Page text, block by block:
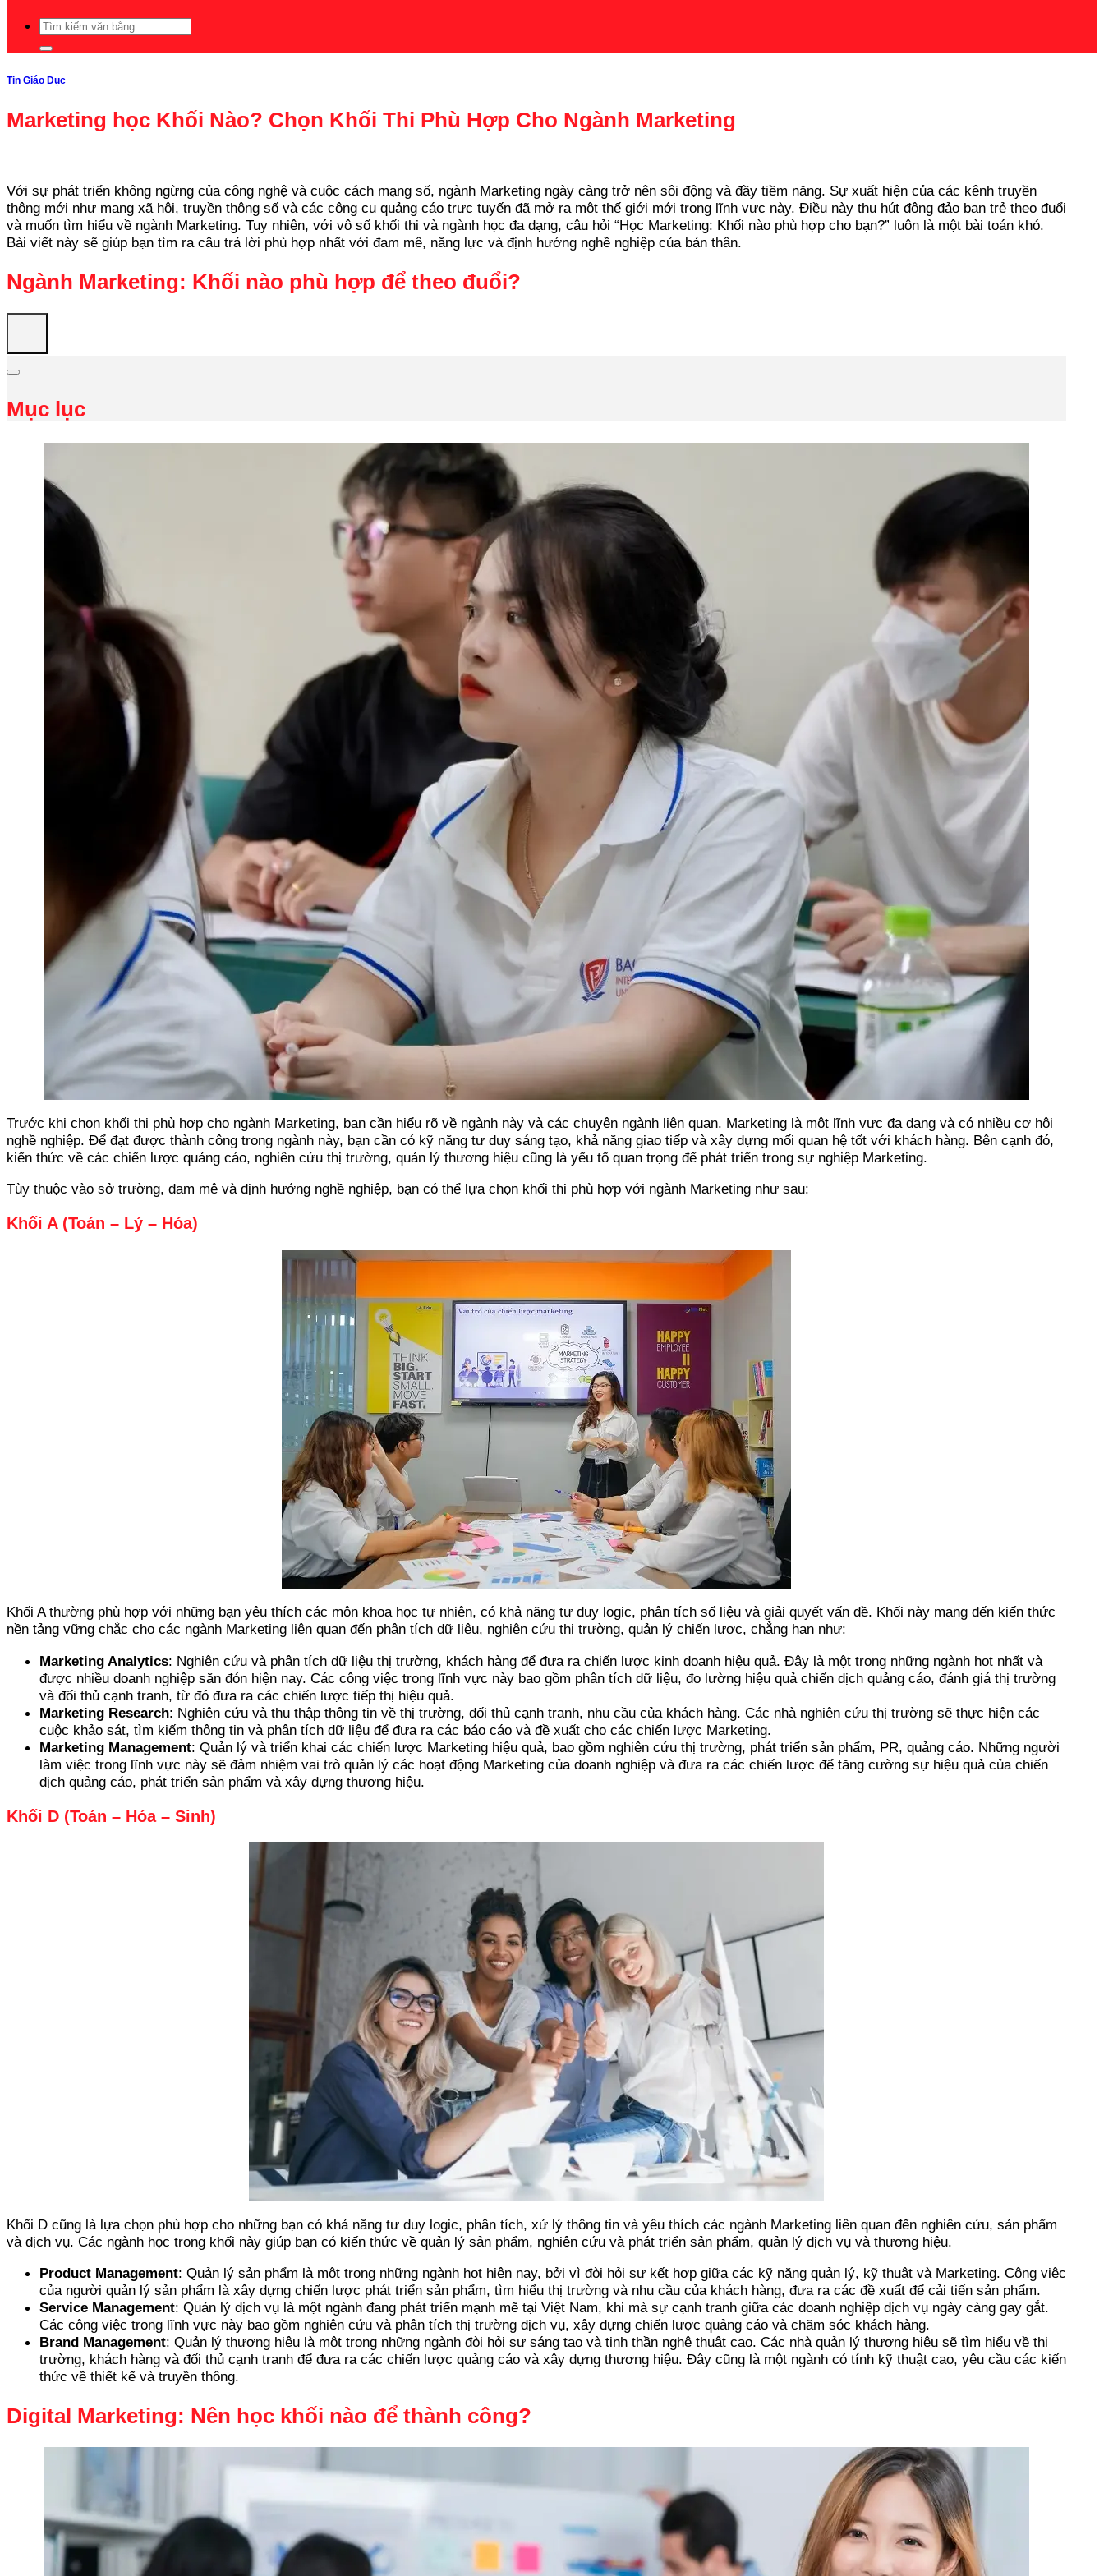
Tin Giáo Dục
Marketing học Khối Nào? Chọn Khối Thi Phù Hợp Cho Ngành Marketing
Với sự phát triển không ngừng của công nghệ và cuộc cách mạng số, ngành Marketing ngày càng trở nên sôi động và đầy tiềm năng. Sự xuất hiện của các kênh truyền
thông mới như mạng xã hội, truyền thông số và các công cụ quảng cáo trực tuyến đã mở ra một thế giới mới trong lĩnh vực này. Điều này thu hút đông đảo bạn trẻ theo đuổi
và muốn tìm hiểu về ngành Marketing. Tuy nhiên, với vô số khối thi và ngành học đa dạng, câu hỏi “Học Marketing: Khối nào phù hợp cho bạn?” luôn là một bài toán khó.
Bài viết này sẽ giúp bạn tìm ra câu trả lời phù hợp nhất với đam mê, năng lực và định hướng nghề nghiệp của bản thân.
Ngành Marketing: Khối nào phù hợp để theo đuổi?
Mục lục
Trước khi chọn khối thi phù hợp cho ngành Marketing, bạn cần hiểu rõ về ngành này và các chuyên ngành liên quan. Marketing là một lĩnh vực đa dạng và có nhiều cơ hội
nghề nghiệp. Để đạt được thành công trong ngành này, bạn cần có kỹ năng tư duy sáng tạo, khả năng giao tiếp và xây dựng mối quan hệ tốt với khách hàng. Bên cạnh đó,
kiến thức về các chiến lược quảng cáo, nghiên cứu thị trường, quản lý thương hiệu cũng là yếu tố quan trọng để phát triển trong sự nghiệp Marketing.
Tùy thuộc vào sở trường, đam mê và định hướng nghề nghiệp, bạn có thể lựa chọn khối thi phù hợp với ngành Marketing như sau:
Khối A (Toán – Lý – Hóa)
Khối A thường phù hợp với những bạn yêu thích các môn khoa học tự nhiên, có khả năng tư duy logic, phân tích số liệu và giải quyết vấn đề. Khối này mang đến kiến thức
nền tảng vững chắc cho các ngành Marketing liên quan đến phân tích dữ liệu, nghiên cứu thị trường, quản lý chiến lược, chẳng hạn như:
Marketing Analytics: Nghiên cứu và phân tích dữ liệu thị trường, khách hàng để đưa ra chiến lược kinh doanh hiệu quả. Đây là một trong những ngành hot nhất và
được nhiều doanh nghiệp săn đón hiện nay. Các công việc trong lĩnh vực này bao gồm phân tích dữ liệu, đo lường hiệu quả chiến dịch quảng cáo, đánh giá thị trường
và đối thủ cạnh tranh, từ đó đưa ra các chiến lược tiếp thị hiệu quả.
Marketing Research: Nghiên cứu và thu thập thông tin về thị trường, đối thủ cạnh tranh, nhu cầu của khách hàng. Các nhà nghiên cứu thị trường sẽ thực hiện các
cuộc khảo sát, tìm kiếm thông tin và phân tích dữ liệu để đưa ra các báo cáo và đề xuất cho các chiến lược Marketing.
Marketing Management: Quản lý và triển khai các chiến lược Marketing hiệu quả, bao gồm nghiên cứu thị trường, phát triển sản phẩm, PR, quảng cáo. Những người
làm việc trong lĩnh vực này sẽ đảm nhiệm vai trò quản lý các hoạt động Marketing của doanh nghiệp và đưa ra các chiến lược để tăng cường sự hiệu quả của chiến
dịch quảng cáo, phát triển sản phẩm và xây dựng thương hiệu.
Khối D (Toán – Hóa – Sinh)
Khối D cũng là lựa chọn phù hợp cho những bạn có khả năng tư duy logic, phân tích, xử lý thông tin và yêu thích các ngành Marketing liên quan đến nghiên cứu, sản phẩm
và dịch vụ. Các ngành học trong khối này giúp bạn có kiến thức về quản lý sản phẩm, nghiên cứu và phát triển sản phẩm, quản lý dịch vụ và thương hiệu.
Product Management: Quản lý sản phẩm là một trong những ngành hot hiện nay, bởi vì đòi hỏi sự kết hợp giữa các kỹ năng quản lý, kỹ thuật và Marketing. Công việc
của người quản lý sản phẩm là xây dựng chiến lược phát triển sản phẩm, tìm hiểu thị trường và nhu cầu của khách hàng, đưa ra các đề xuất để cải tiến sản phẩm.
Service Management: Quản lý dịch vụ là một ngành đang phát triển mạnh mẽ tại Việt Nam, khi mà sự cạnh tranh giữa các doanh nghiệp dịch vụ ngày càng gay gắt.
Các công việc trong lĩnh vực này bao gồm nghiên cứu và phân tích thị trường dịch vụ, xây dựng chiến lược quảng cáo và chăm sóc khách hàng.
Brand Management: Quản lý thương hiệu là một trong những ngành đòi hỏi sự sáng tạo và tinh thần nghệ thuật cao. Các nhà quản lý thương hiệu sẽ tìm hiểu về thị
trường, khách hàng và đối thủ cạnh tranh để đưa ra các chiến lược quảng cáo và xây dựng thương hiệu. Đây cũng là một ngành có tính kỹ thuật cao, yêu cầu các kiến
thức về thiết kế và truyền thông.
Digital Marketing: Nên học khối nào để thành công?